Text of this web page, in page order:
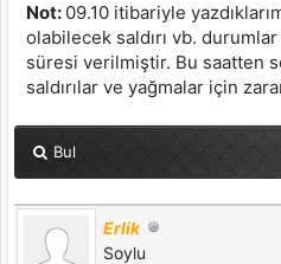
Not: 09.10 itibariyle
olabilecek saldırı vb.
süresi verilmiştir. Bu saatten
saldırılar ve yağmalar için
Bul
Erlik
Soylu